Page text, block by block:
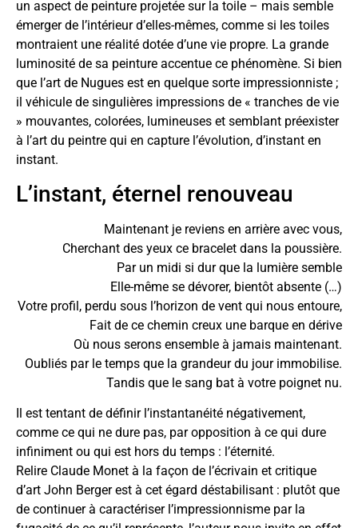
un aspect de peinture projetée sur la toile – mais semble
émerger de l’intérieur d’elles-mêmes, comme si les toiles
montraient une réalité dotée d’une vie propre. La grande
luminosité de sa peinture accentue ce phénomène. Si bien
que l’art de Nugues est en quelque sorte impressionniste ;
il véhicule de singulières impressions de « tranches de vie
» mouvantes, colorées, lumineuses et semblant préexister
à l’art du peintre qui en capture l’évolution, d’instant en
instant.
L’instant, éternel renouveau
Maintenant je reviens en arrière avec vous,
Cherchant des yeux ce bracelet dans la poussière.
Par un midi si dur que la lumière semble
Elle-même se dévorer, bientôt absente (…)
Votre profil, perdu sous l’horizon de vent qui nous entoure,
Fait de ce chemin creux une barque en dérive
Où nous serons ensemble à jamais maintenant.
Oubliés par le temps que la grandeur du jour immobilise.
Tandis que le sang bat à votre poignet nu.
Il est tentant de définir l’instantanéité négativement,
comme ce qui ne dure pas, par opposition à ce qui dure
infiniment ou qui est hors du temps : l’éternité.
Relire Claude Monet à la façon de l’écrivain et critique
d’art John Berger est à cet égard déstabilisant : plutôt que
de continuer à caractériser l’impressionnisme par la